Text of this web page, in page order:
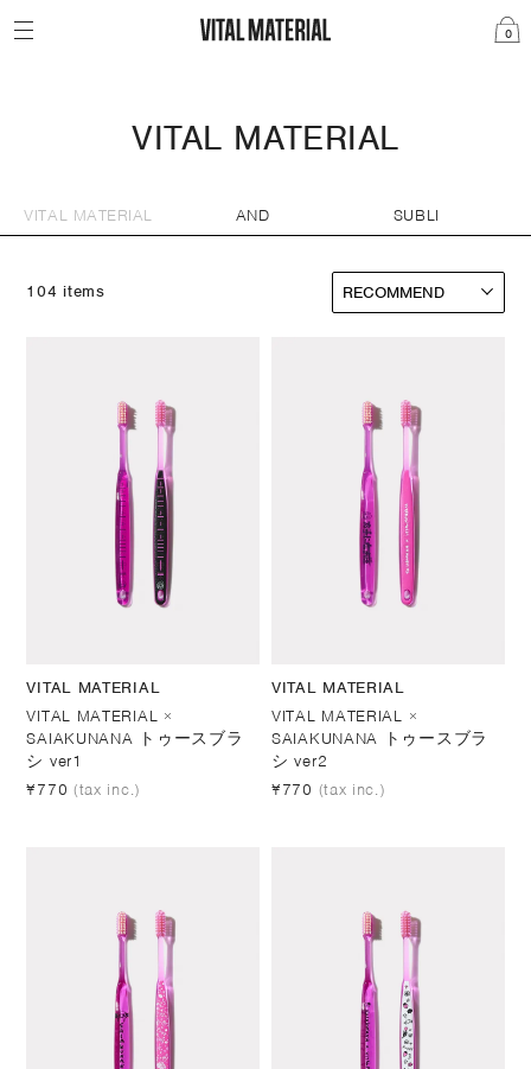
0
VITAL MATERIAL
VITAL MATERIAL AND SUBLI
104 items
VITAL MATERIAL
VITAL MATERIAL ×
SAIAKUNANA トゥースブラ
シ ver1
¥770 (tax inc.)
VITAL MATERIAL
VITAL MATERIAL ×
SAIAKUNANA トゥースブラ
シ ver2
¥770 (tax inc.)